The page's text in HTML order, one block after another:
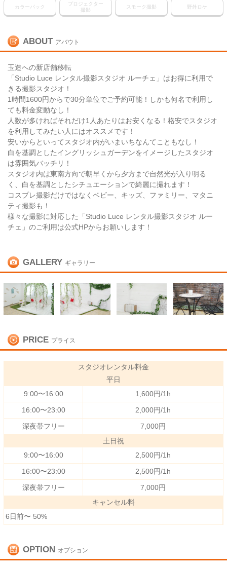
カラーパック
プロジェクター
撮影
スモーク撮影 野外ロケ
ABOUT アバウト
玉造への新店舗移転
「Studio Luce レンタル撮影スタジオ ルーチェ」はお得に利用で
きる撮影スタジオ！
1時間1600円からで30分単位でご予約可能！しかも何名で利用し
ても料金変動なし！
人数が多ければそれだけ1人あたりはお安くなる！格安でスタジオ
を利用してみたい人にはオススメです！
安いからといってスタジオ内がいまいちなんてこともなし！
白を基調としたイングリッシュガーデンをイメージしたスタジオ
は雰囲気バッチリ！
スタジオ内は東南方向で朝早くから夕方まで自然光が入り明る
く、白を基調としたシチュエーションで綺麗に撮れます！
コスプレ撮影だけではなくベビー、キッズ、ファミリー、マタニ
ティ撮影も！
様々な撮影に対応した「Studio Luce レンタル撮影スタジオ ルー
チェ」のご利用は公式HPからお願いします！
GALLERY ギャラリー
PRICE プライス
スタジオレンタル料金
平日
9:00〜16:00
1,600円/1h
16:00〜23:00
2,000円/1h
深夜帯フリー
7,000円
土日祝
9:00〜16:00
2,500円/1h
16:00〜23:00
2,500円/1h
深夜帯フリー
7,000円
キャンセル料
6日前〜 50%
OPTION オプション